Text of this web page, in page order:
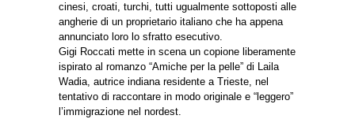
cinesi, croati, turchi, tutti ugualmente sottoposti alle
angherie di un proprietario italiano che ha appena
annunciato loro lo sfratto esecutivo.
Gigi Roccati mette in scena un copione liberamente
ispirato al romanzo “Amiche per la pelle” di Laila
Wadia, autrice indiana residente a Trieste, nel
tentativo di raccontare in modo originale e “leggero”
l’immigrazione nel nordest.